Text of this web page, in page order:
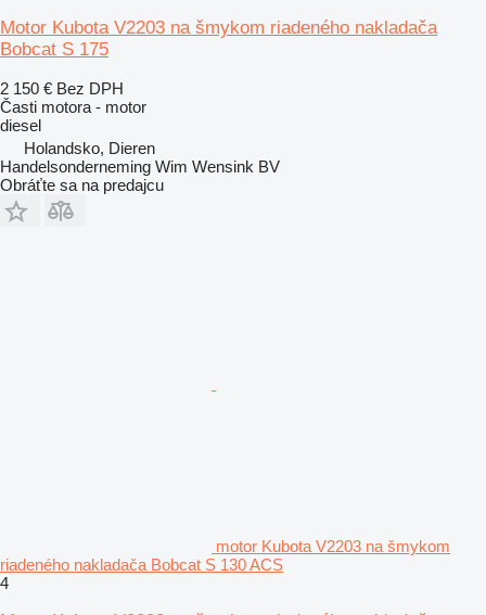
Motor Kubota V2203 na šmykom riadeného nakladača
Bobcat S 175
2 150 € Bez DPH
Časti motora - motor
diesel
Holandsko, Dieren
Handelsonderneming Wim Wensink BV
Obráťte sa na predajcu
motor Kubota V2203 na šmykom
riadeného nakladača Bobcat S 130 ACS
4